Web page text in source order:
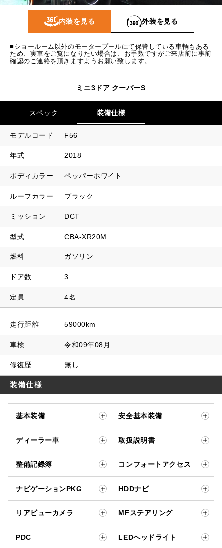
ボーナス月追加額 50,000 円
ボーナス月数 内装を見る 外装を見る
■ショールーム以外のモータープールにて保管している車輌もある
ため、実車をご覧になりたい場合は、お手数ですがご来店前に事前
確認のご連絡を頂きますようお願い致します。
ミニ3ドア クーパーS
スペック 装備仕様
モデルコード F56
年式 2018
ボディカラー ペッパーホワイト
ルーフカラー ブラック
ミッション DCT
型式 CBA-XR20M
燃料 ガソリン
ドア数 3
定員 4名
走行距離 59000km
車検 令和09年08月
修復歴 無し
装備仕様
基本装備 安全基本装備
ディーラー車 取扱説明書
整備記録簿 コンフォートアクセス
ナビゲーションPKG HDDナビ
リアビューカメラ MFステアリング
PDC LEDヘッドライト